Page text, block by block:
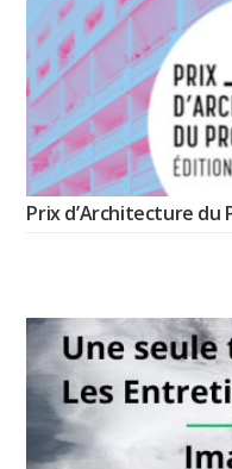
Prix d’Architecture du